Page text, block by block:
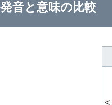
発音と意味の比較
<